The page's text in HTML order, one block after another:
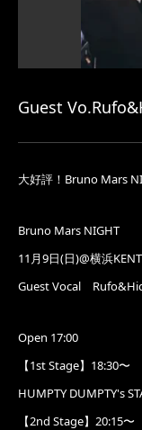
Guest
大好評！Bruno Mars
Bruno Mars NIGHT
11月9日(日)@横浜
Guest Vocal
Open 17:00
【1st Stage】18:30〜
HUMPTY DUMPTY's
【2nd Stage】20:15〜